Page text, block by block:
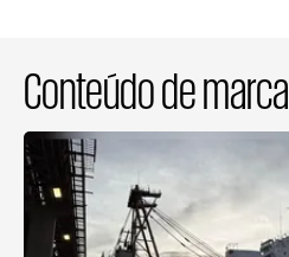
Conteúdo de marca